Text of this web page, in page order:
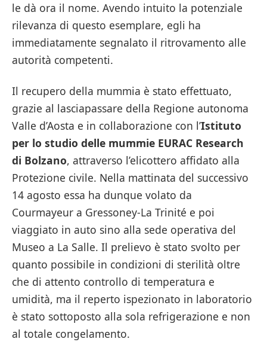
le dà ora il nome. Avendo intuito la potenziale
rilevanza di questo esemplare, egli ha
immediatamente segnalato il ritrovamento alle
autorità competenti.
Il recupero della mummia è stato effettuato,
grazie al lasciapassare della Regione autonoma
Valle d’Aosta e in collaborazione con l’Istituto
per lo studio delle mummie EURAC Research
di Bolzano, attraverso l’elicottero affidato alla
Protezione civile. Nella mattinata del successivo
14 agosto essa ha dunque volato da
Courmayeur a Gressoney-La Trinité e poi
viaggiato in auto sino alla sede operativa del
Museo a La Salle. Il prelievo è stato svolto per
quanto possibile in condizioni di sterilità oltre
che di attento controllo di temperatura e
umidità, ma il reperto ispezionato in laboratorio
è stato sottoposto alla sola refrigerazione e non
al totale congelamento.